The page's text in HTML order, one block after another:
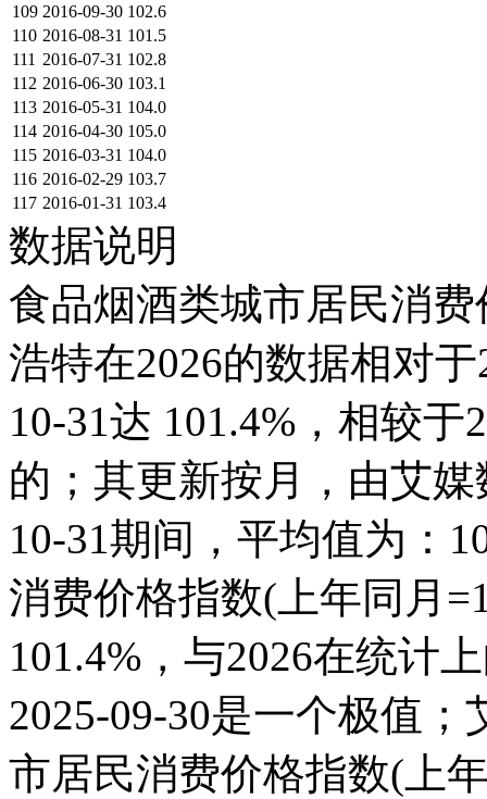
109 2016-09-30 102.6
110 2016-08-31 101.5
111 2016-07-31 102.8
112 2016-06-30 103.1
113 2016-05-31 104.0
114 2016-04-30 105.0
115 2016-03-31 104.0
116 2016-02-29 103.7
117 2016-01-31 103.4
数据说明
食品烟酒类城市居民消
浩特在2026的数据相对
10-31达 101.4%，相较于
的；其更新按月，由艾
10-31期间，平均值为：
消费价格指数(上年同月
101.4%，与2026在统计
2025-09-30是一个极值
市居民消费价格指数(上